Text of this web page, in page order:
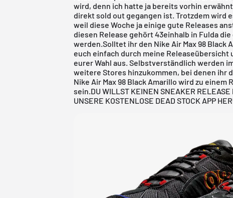
wird, denn ich hatte ja bereits vorhin
direkt sold out gegangen ist. Trotzdem wird
weil diese Woche ja einige gute Releases
diesen Release gehört43einhalb in Fulda die
werden.Solltet ihr den Nike Air Max 98
euch einfach durch meine Releaseübersicht
eurer Wahl aus. Selbstverständlich werden
weitere Stores hinzukommen, bei denen ihr
Nike Air Max 98 Black Amarillo wird zu einem
sein. DU WILLST KEINEN SNEAKER
UNSERE KOSTENLOSE DEAD STOCK APP